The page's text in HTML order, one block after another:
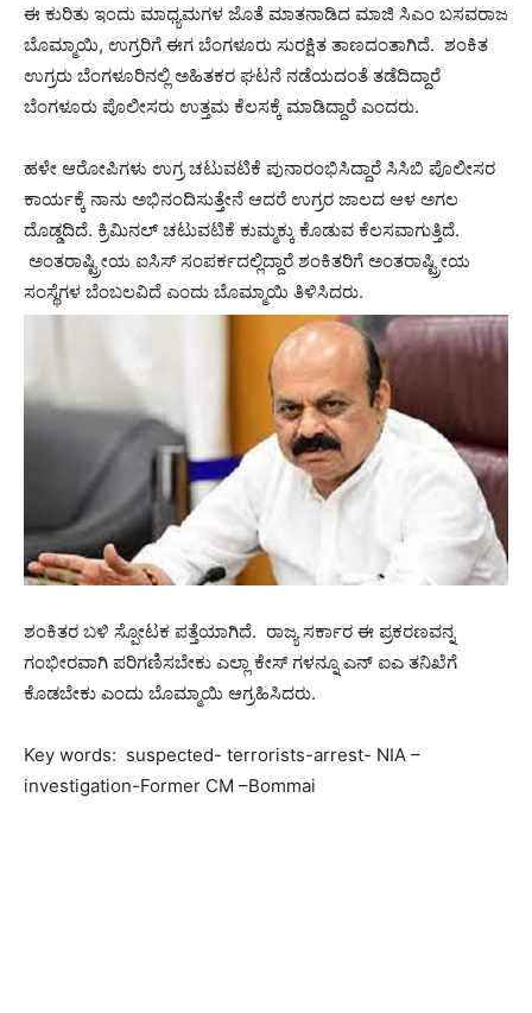
ಈ ಕುರಿತು ಇಂದು ಮಾಧ್ಯಮಗಳ ಜೊತೆ ಮಾತನಾಡಿದ ಮಾಜಿ ಸಿಎಂ ಬಸವರಾಜ
ಬೊಮ್ಮಾಯಿ, ಉಗ್ರರಿಗೆ ಈಗ ಬೆಂಗಳೂರು ಸುರಕ್ಷಿತ ತಾಣದಂತಾಗಿದೆ. ಶಂಕಿತ
ಉಗ್ರರು ಬೆಂಗಳೂರಿನಲ್ಲಿ ಅಹಿತಕರ ಘಟನೆ ನಡೆಯದಂತೆ ತಡೆದಿದ್ದಾರೆ
ಬೆಂಗಳೂರು ಪೊಲೀಸರು ಉತ್ತಮ ಕೆಲಸಕ್ಕೆ ಮಾಡಿದ್ದಾರೆ ಎಂದರು.
ಹಳೇ ಆರೋಪಿಗಳು ಉಗ್ರ ಚಟುವಟಿಕೆ ಪುನಾರಂಭಿಸಿದ್ದಾರೆ ಸಿಸಿಬಿ ಪೊಲೀಸರ
ಕಾರ್ಯಕ್ಕೆ ನಾನು ಅಭಿನಂದಿಸುತ್ತೇನೆ ಆದರೆ ಉಗ್ರರ ಜಾಲದ ಆಳ ಅಗಲ
ದೊಡ್ಡದಿದೆ. ಕ್ರಿಮಿನಲ್ ಚಟುವಟಿಕೆ ಕುಮ್ಮಕ್ಕು ಕೊಡುವ ಕೆಲಸವಾಗುತ್ತಿದೆ.
ಅಂತರಾಷ್ಟ್ರೀಯ ಐಸಿಸ್ ಸಂಪರ್ಕದಲ್ಲಿದ್ದಾರೆ ಶಂಕಿತರಿಗೆ ಅಂತರಾಷ್ಟ್ರೀಯ
ಸಂಸ್ಥೆಗಳ ಬೆಂಬಲವಿದೆ ಎಂದು ಬೊಮ್ಮಾಯಿ ತಿಳಿಸಿದರು.
ಶಂಕಿತರ ಬಳಿ ಸ್ಪೋಟಕ ಪತ್ತೆಯಾಗಿದೆ. ರಾಜ್ಯ ಸರ್ಕಾರ ಈ ಪ್ರಕರಣವನ್ನ
ಗಂಭೀರವಾಗಿ ಪರಿಗಣಿಸಬೇಕು ಎಲ್ಲಾ ಕೇಸ್ ಗಳನ್ನೂ ಎನ್ ಐಎ ತನಿಖೆಗೆ
ಕೊಡಬೇಕು ಎಂದು ಬೊಮ್ಮಾಯಿ ಆಗ್ರಹಿಸಿದರು.
Key words: suspected- terrorists-arrest- NIA –
investigation-Former CM –Bommai